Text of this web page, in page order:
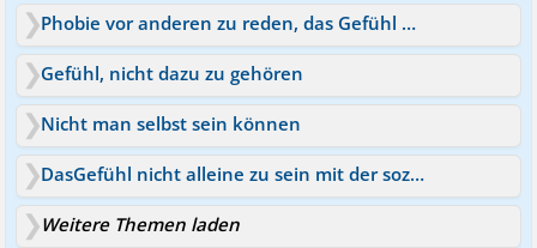
Phobie vor anderen zu reden, das Gefühl anders zu sein
Gefühl, nicht dazu zu gehören
Nicht man selbst sein können
DasGefühl nicht alleine zu sein mit der sozialen Phobie
Weitere Themen laden